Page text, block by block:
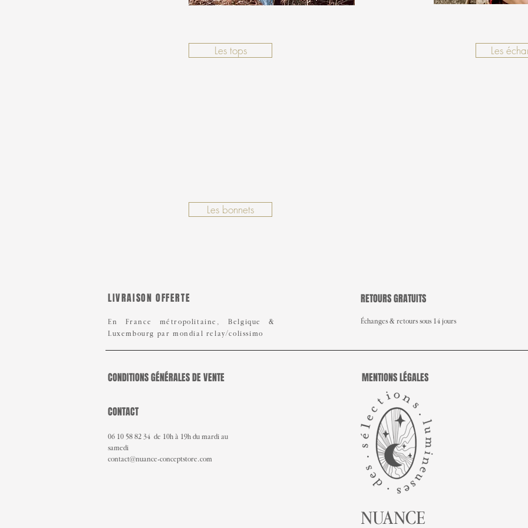
Les tops Les
Les bonnets
LIVRAISON OFFERTE
En France métropolitaine, Belgique &
Luxembourg par mondial relay/colissimo
RETOURS GRATUITS
Échanges & retours sous 14 jours
CONDITIONS GÉNÉRALES DE VENTE MENTIONS LÉGALES
CONTACT
06 10 58 82 34 de 10h à 19h du mardi au
samedi
contact@nuance-conceptstore.com
NUANCE